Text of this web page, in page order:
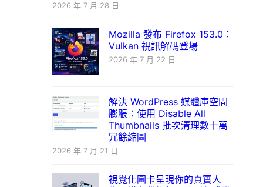
2026 年 7 月 28 日
Mozilla 發布 Firefox 153.0：
Vulkan 視訊解碼登場
2026 年 7 月 22 日
解決 WordPress 媒體庫空間
膨脹：使用 Disable All
Thumbnails 批次清理數十萬
冗餘縮圖
2026 年 7 月 21 日
視覺化圖卡呈現你的真實人